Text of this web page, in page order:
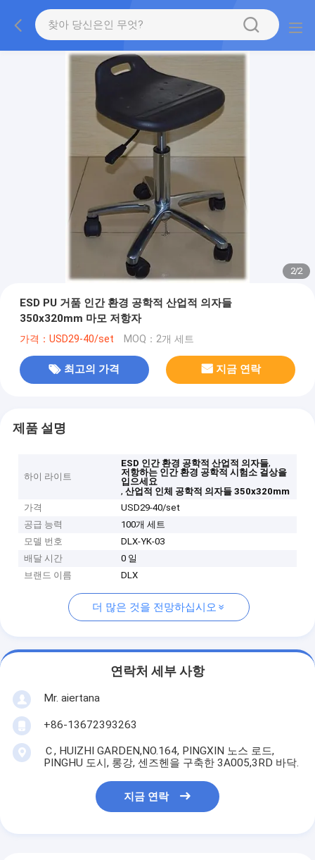
2/2
ESD PU 거품 인간 환경 공학적 산업적 의자들
350x320mm 마모 저항자
가격：USD29-40/set MOQ：2개 세트
최고의 가격 지금 연락
제품 설명
하이 라이트
ESD 인간 환경 공학적 산업적 의자들,
저항하는 인간 환경 공학적 시험소 걸상을
입으세요
,산업적 인체 공학적 의자들 350x320mm
가격
USD29-40/set
공급 능력
100개 세트
모델 번호
DLX-YK-03
배달 시간
0 일
브랜드 이름
DLX
더 많은 것을 전망하십시오
연락처 세부 사항
Mr. aiertana
+86-13672393263
Ｃ, HUIZHI GARDEN,NO.164, PINGXIN 노스 로드,
PINGHU 도시, 롱강, 센즈헨을 구축한 3A005,3RD 바닥.
지금 연락